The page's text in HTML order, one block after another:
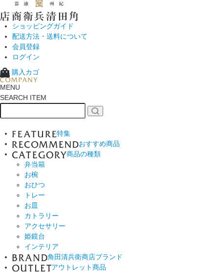
ショッピングガイド
配送方法・送料について
会員登録
ログイン
購入カゴ
MENU
SEARCH ITEM
特集
おすすめ商品
商品の種類
弁当箱
お椀
おひつ
トレー
お皿
カトラリー
アクセサリー
姫鏡台
インテリア
角田清兵衛商店ブランド
アウトレット商品